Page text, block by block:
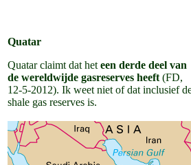
Quatar
Quatar claimt dat het een derde deel van
de wereldwijde gasreserves heeft (FD,
12-5-2012). Ik weet niet of dat inclusief
shale gas reserves is.